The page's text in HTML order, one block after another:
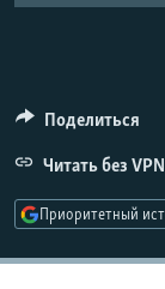
СОЦИАЛЬНЫЕ СЕТИ
Поделиться
Читать без VPN
Приоритетный